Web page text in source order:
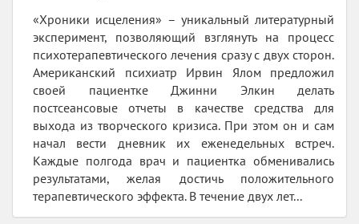
«Хроники исцеления» – уникальный литературный
эксперимент, позволяющий взглянуть на процесс
психотерапевтического лечения сразу с двух сторон.
Американский психиатр Ирвин Ялом предложил
своей пациентке Джинни Элкин делать
постсеансовые отчеты в качестве средства для
выхода из творческого кризиса. При этом он и сам
начал вести дневник их еженедельных встреч.
Каждые полгода врач и пациентка обменивались
результатами, желая достичь положительного
терапевтического эффекта. В течение двух лет...